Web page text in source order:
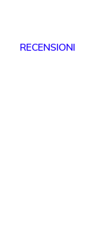
RECENSIONI